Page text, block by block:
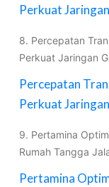
Perkuat
8. Percepatan
Perkuat Jaringan
Percepatan
Perkuat
9. Pertamina
Rumah Tangga
Pertamina